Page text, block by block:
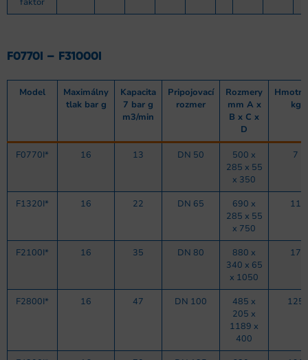
F0770I – F31000I
Model
Maximálny
tlak bar g
Kapacita
7 bar g
m3/min
Pripojovací
rozmer
Rozmery
mm A x
B x C x
D
kg
F0770I* 16 13 DN 50
500 x
285 x 55
x 350
7
F1320I* 16 22 DN 65
690 x
285 x 55
x 750
11
F2100I* 16 35 DN 80
880 x
340 x 65
x 1050
17
F2800I* 16 47 DN 100
485 x
205 x
1189 x
400
125